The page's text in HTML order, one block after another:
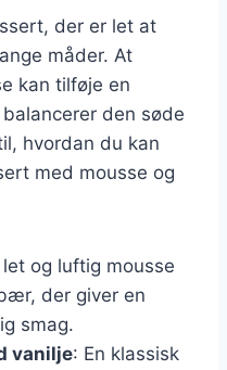
der er let at
måder. At
kan tilføje en
den søde
hvordan du kan
med mousse og
let og luftig mousse
der giver en
smag.
vanilje: En klassisk